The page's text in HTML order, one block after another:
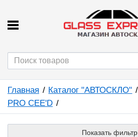
Главная Каталог "АВТОСКЛО"
PRO CEE'D
Показать фильтр